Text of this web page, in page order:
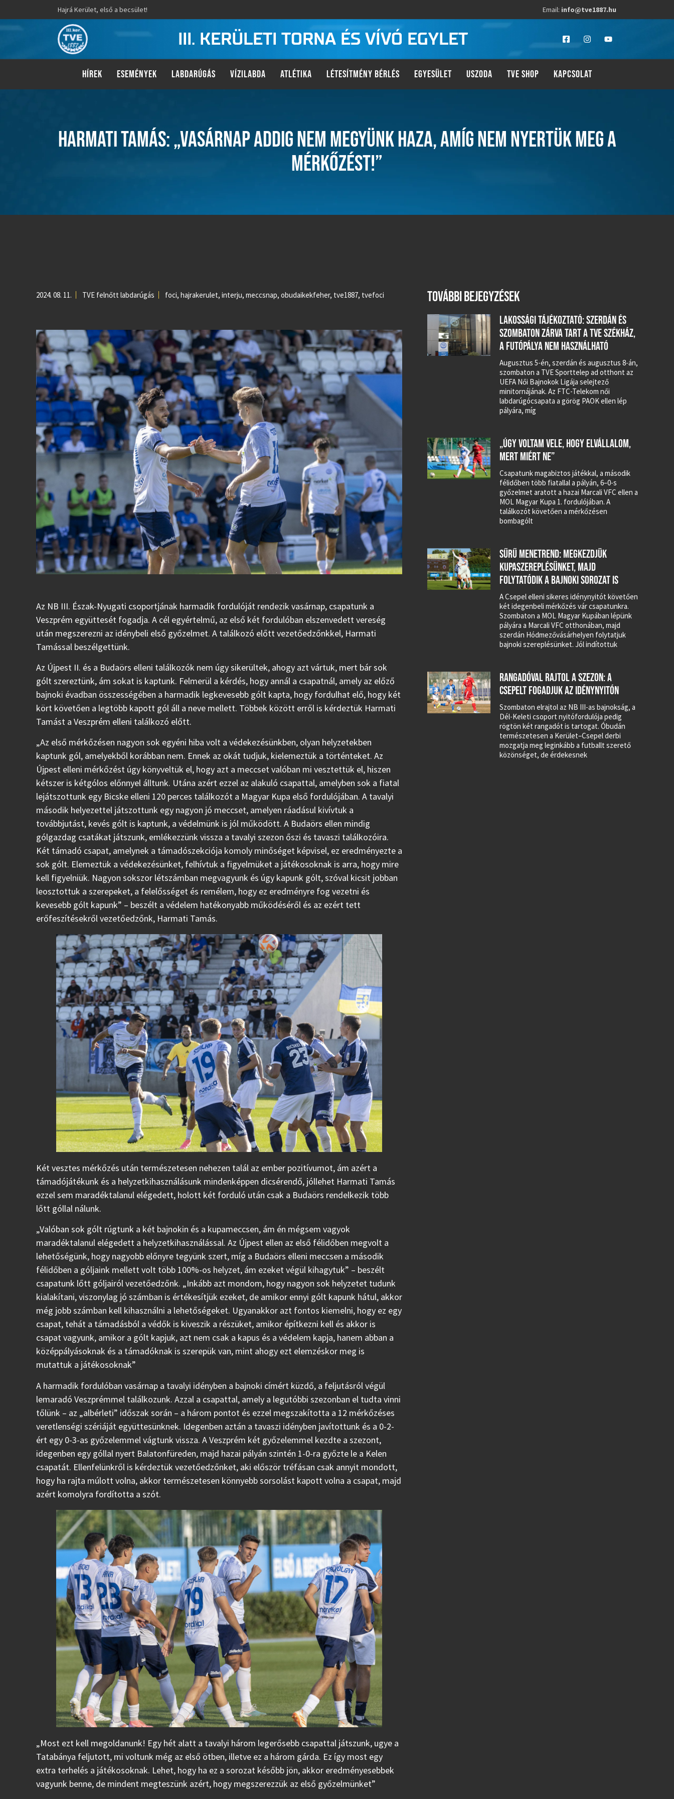
Hajrá Kerület, első a becsület! Email: info@tve1887.hu
III. KERÜLETI TORNA ÉS VÍVÓ EGYLET
HÍREK ESEMÉNYEK LABDARÚGÁS VÍZILABDA ATLÉTIKA LÉTESÍTMÉNY BÉRLÉS EGYESÜLET USZODA TVE SHOP KAPCSOLAT
HARMATI TAMÁS: „VASÁRNAP ADDIG NEM MEGYÜNK HAZA, AMÍG NEM NYERTÜK MEG A
MÉRKŐZÉST!”
2024. 08. 11. TVE felnőtt labdarúgás foci, hajrakerulet, interju, meccsnap, obudaikekfeher, tve1887, tvefoci
Az NB III. Észak-Nyugati csoportjának harmadik fordulóját rendezik vasárnap, csapatunk a
Veszprém együttesét fogadja. A cél egyértelmű, az első két fordulóban elszenvedett vereség
után megszerezni az idénybeli első győzelmet. A találkozó előtt vezetőedzőnkkel, Harmati
Tamással beszélgettünk.
Az Újpest II. és a Budaörs elleni találkozók nem úgy sikerültek, ahogy azt vártuk, mert bár sok
gólt szereztünk, ám sokat is kaptunk. Felmerül a kérdés, hogy annál a csapatnál, amely az előző
bajnoki évadban összességében a harmadik legkevesebb gólt kapta, hogy fordulhat elő, hogy két
kört követően a legtöbb kapott gól áll a neve mellett. Többek között erről is kérdeztük Harmati
Tamást a Veszprém elleni találkozó előtt.
„Az első mérkőzésen nagyon sok egyéni hiba volt a védekezésünkben, olyan helyzetekben
kaptunk gól, amelyekből korábban nem. Ennek az okát tudjuk, kielemeztük a történteket. Az
Újpest elleni mérkőzést úgy könyveltük el, hogy azt a meccset valóban mi vesztettük el, hiszen
kétszer is kétgólos előnnyel álltunk. Utána azért ezzel az alakuló csapattal, amelyben sok a fiatal
lejátszottunk egy Bicske elleni 120 perces találkozót a Magyar Kupa első fordulójában. A tavalyi
második helyezettel játszottunk egy nagyon jó meccset, amelyen ráadásul kivívtuk a
továbbjutást, kevés gólt is kaptunk, a védelmünk is jól működött. A Budaörs ellen mindig
gólgazdag csatákat játszunk, emlékezzünk vissza a tavalyi szezon őszi és tavaszi találkozóira.
Két támadó csapat, amelynek a támadószekciója komoly minőséget képvisel, ez eredményezte a
sok gólt. Elemeztük a védekezésünket, felhívtuk a figyelmüket a játékosoknak is arra, hogy mire
kell figyelniük. Nagyon sokszor létszámban megvagyunk és úgy kapunk gólt, szóval kicsit jobban
leosztottuk a szerepeket, a felelősséget és remélem, hogy ez eredményre fog vezetni és
kevesebb gólt kapunk” – beszélt a védelem hatékonyabb működéséről és az ezért tett
erőfeszítésekről vezetőedzőnk, Harmati Tamás.
Két vesztes mérkőzés után természetesen nehezen talál az ember pozitívumot, ám azért a
támadójátékunk és a helyzetkihasználásunk mindenképpen dicsérendő, jóllehet Harmati Tamás
ezzel sem maradéktalanul elégedett, holott két forduló után csak a Budaörs rendelkezik több
lőtt góllal nálunk.
„Valóban sok gólt rúgtunk a két bajnokin és a kupameccsen, ám én mégsem vagyok
maradéktalanul elégedett a helyzetkihasználással. Az Újpest ellen az első félidőben megvolt a
lehetőségünk, hogy nagyobb előnyre tegyünk szert, míg a Budaörs elleni meccsen a második
félidőben a góljaink mellett volt több 100%-os helyzet, ám ezeket végül kihagytuk” – beszélt
csapatunk lőtt góljairól vezetőedzőnk. „Inkább azt mondom, hogy nagyon sok helyzetet tudunk
kialakítani, viszonylag jó számban is értékesítjük ezeket, de amikor ennyi gólt kapunk hátul, akkor
még jobb számban kell kihasználni a lehetőségeket. Ugyanakkor azt fontos kiemelni, hogy ez egy
csapat, tehát a támadásból a védők is kiveszik a részüket, amikor építkezni kell és akkor is
csapat vagyunk, amikor a gólt kapjuk, azt nem csak a kapus és a védelem kapja, hanem abban a
középpályásoknak és a támadóknak is szerepük van, mint ahogy ezt elemzéskor meg is
mutattuk a játékosoknak”
A harmadik fordulóban vasárnap a tavalyi idényben a bajnoki címért küzdő, a feljutásról végül
lemaradó Veszprémmel találkozunk. Azzal a csapattal, amely a legutóbbi szezonban el tudta vinni
tőlünk – az „albérleti” időszak során – a három pontot és ezzel megszakította a 12 mérkőzéses
veretlenségi szériáját együttesünknek. Idegenben aztán a tavaszi idényben javítottunk és a 0-2-
ért egy 0-3-as győzelemmel vágtunk vissza. A Veszprém két győzelemmel kezdte a szezont,
idegenben egy góllal nyert Balatonfüreden, majd hazai pályán szintén 1-0-ra győzte le a Kelen
csapatát. Ellenfelünkről is kérdeztük vezetőedzőnket, aki először tréfásan csak annyit mondott,
hogy ha rajta múlott volna, akkor természetesen könnyebb sorsolást kapott volna a csapat, majd
azért komolyra fordította a szót.
„Most ezt kell megoldanunk! Egy hét alatt a tavalyi három legerősebb csapattal játszunk, ugye a
Tatabánya feljutott, mi voltunk még az első ötben, illetve ez a három gárda. Ez így most egy
extra terhelés a játékosoknak. Lehet, hogy ha ez a sorozat később jön, akkor eredményesebbek
vagyunk benne, de mindent megteszünk azért, hogy megszerezzük az első győzelmünket”
TOVÁBBI BEJEGYZÉSEK
LAKOSSÁGI TÁJÉKOZTATÓ: SZERDÁN ÉS
SZOMBATON ZÁRVA TART A TVE SZÉKHÁZ,
A FUTÓPÁLYA NEM HASZNÁLHATÓ
Augusztus 5-én, szerdán és augusztus 8-án,
szombaton a TVE Sporttelep ad otthont az
UEFA Női Bajnokok Ligája selejtező
minitornájának. Az FTC-Telekom női
labdarúgócsapata a görög PAOK ellen lép
pályára, míg
„ÚGY VOLTAM VELE, HOGY ELVÁLLALOM,
MERT MIÉRT NE”
Csapatunk magabiztos játékkal, a második
félidőben több fiatallal a pályán, 6–0-s
győzelmet aratott a hazai Marcali VFC ellen a
MOL Magyar Kupa 1. fordulójában. A
találkozót követően a mérkőzésen
bombagólt
SŰRŰ MENETREND: MEGKEZDJÜK
KUPASZEREPLÉSÜNKET, MAJD
FOLYTATÓDIK A BAJNOKI SOROZAT IS
A Csepel elleni sikeres idénynyitót követően
két idegenbeli mérkőzés vár csapatunkra.
Szombaton a MOL Magyar Kupában lépünk
pályára a Marcali VFC otthonában, majd
szerdán Hódmezővásárhelyen folytatjuk
bajnoki szereplésünket. Jól indítottuk
RANGADÓVAL RAJTOL A SZEZON: A
CSEPELT FOGADJUK AZ IDÉNYNYITÓN
Szombaton elrajtol az NB III-as bajnokság, a
Dél-Keleti csoport nyitófordulója pedig
rögtön két rangadót is tartogat. Óbudán
természetesen a Kerület–Csepel derbi
mozgatja meg leginkább a futballt szerető
közönséget, de érdekesnek